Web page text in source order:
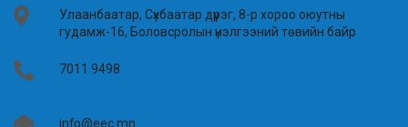
Улаанбаатар, Сүхбаатар дүүрэг, 8-р хороо оюутны
гудамж-16, Боловсролын үнэлгээний төвийн байр
7011 9498
info@eec.mn